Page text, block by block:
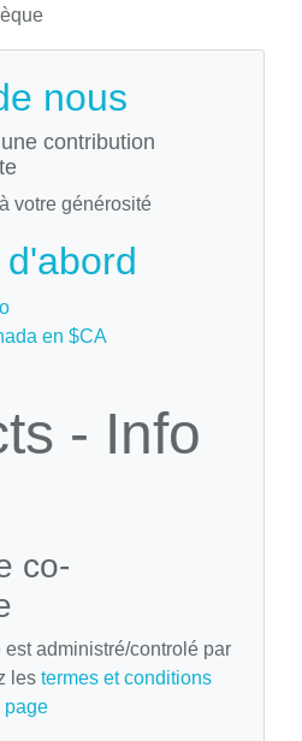
nous
contribution
votre générosité
en $CA
- Info
co-
est administré/controlé par
les termes et conditions
page